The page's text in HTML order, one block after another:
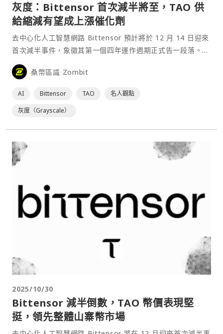
灰度：Bittensor 首次減半將至，TAO 供
給縮減有望成上漲催化劑
去中心化人工智慧網路 Bittensor 預計將於 12 月 14 日迎來
首次減半事件，象徵其第一個四年運作週期正式告一段落。這
個關鍵性事件將使其原生代幣 TAO 的每日發行量從 7200 顆
減半至 3600 顆，灰度分析師認為這將使幣價上升。⋯
桑幣區識 Zombit
AI Bittensor TAO
名人觀點
灰度（Grayscale）
2025/10/30
Bittensor 減半倒數，TAO 幣價表現堅
挺，領先整體山寨幣市場